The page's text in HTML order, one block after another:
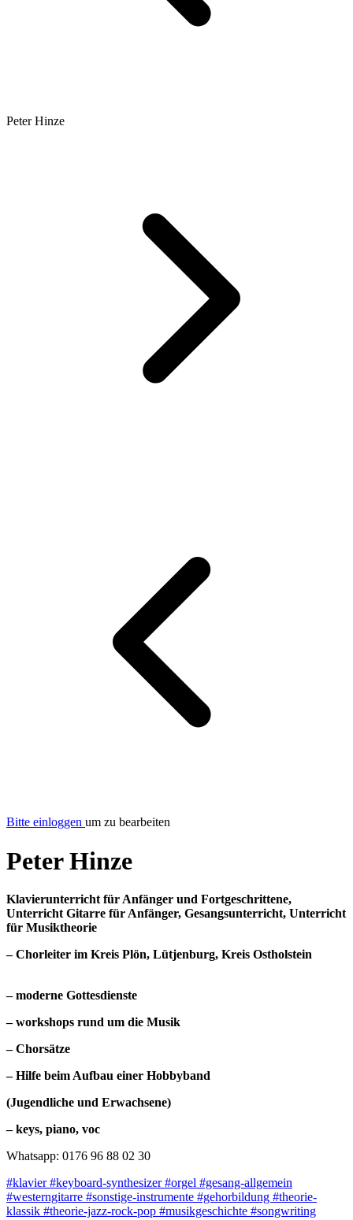
Peter Hinze
Bitte einloggen um zu bearbeiten
Peter Hinze
Klavierunterricht für Anfänger und Fortgeschrittene,
Unterricht Gitarre für Anfänger, Gesangsunterricht, Unterricht
für Musiktheorie
– Chorleiter im Kreis Plön, Lütjenburg, Kreis Ostholstein
– moderne Gottesdienste
– workshops rund um die Musik
– Chorsätze
– Hilfe beim Aufbau einer Hobbyband
(Jugendliche und Erwachsene)
– keys, piano, voc
Whatsapp: 0176 96 88 02 30
#klavier#keyboard-synthesizer#orgel #gesang-allgemein
#westerngitarre #sonstige-instrumente #gehorbildung #theorie-
klassik #theorie-jazz-rock-pop #musikgeschichte #songwriting